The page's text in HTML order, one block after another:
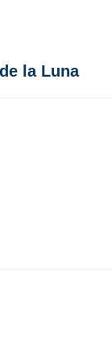
la Luna